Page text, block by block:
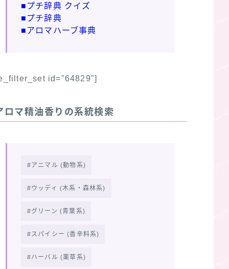
■プチ辞典 クイズ
■プチ辞典
■アロマハーブ事典
id="64829"]
ロマ精油香りの系統検索
アニマル (動物系)
ウッディ (木系・森林系)
グリーン (青葉系)
スパイシー (香辛料系)
ハーバル (薬草系)